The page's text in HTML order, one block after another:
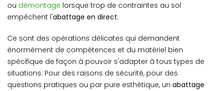
ou démontage lorsque trop de contraintes au sol
empêchent l'abattage en direct.
Ce sont des opérations délicates qui demandent
énormément de compétences et du matériel bien
spécifique de façon à pouvoir s'adapter à tous types de
situations. Pour des raisons de sécurité, pour des
questions pratiques ou par pure esthétique, un abattage